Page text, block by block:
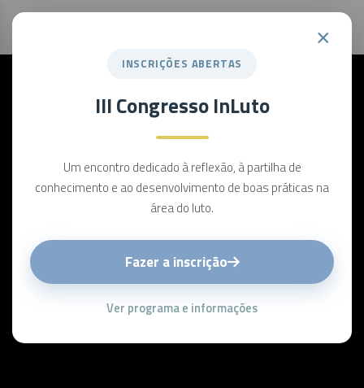
×
INSCRIÇÕES ABERTAS
III Congresso InLuto
Um encontro dedicado à reflexão, à partilha de
conhecimento e ao desenvolvimento de boas práticas na
área do luto.
Fazer a inscrição
Ver programa e informações